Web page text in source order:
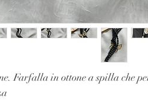
Farfalla in ottone a spilla che